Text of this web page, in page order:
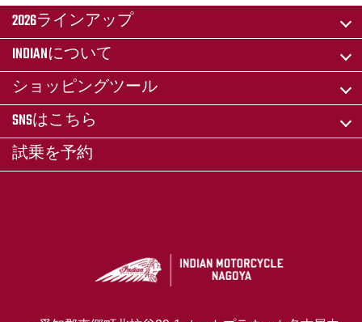
2026ラインアップ
INDIANについて
ショッピングツール
SNSはこちら
試乗を予約